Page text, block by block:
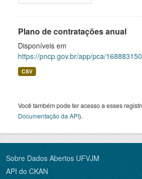
Plano de contratações anual
Disponíveis em
https://pncp.gov.br/app/pca/
CSV
Você também pode ter acesso a esses
Documentação da API).
Sobre Dados Abertos UFVJM
API do CKAN